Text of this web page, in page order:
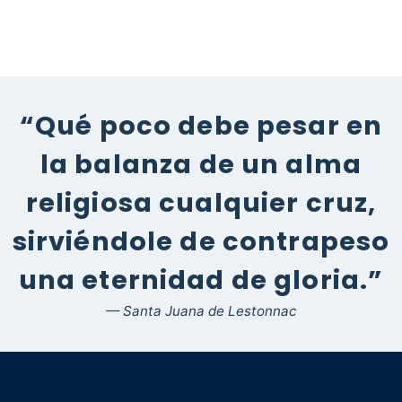
“Qué poco debe pesar en
la balanza de un alma
religiosa cualquier cruz,
sirviéndole de contrapeso
una eternidad de gloria.”
— Santa Juana de Lestonnac